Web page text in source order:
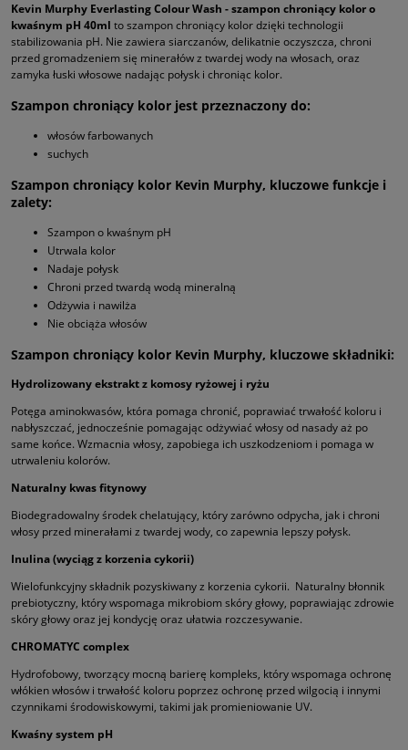
Kevin Murphy Everlasting Colour Wash - szampon chroniący kolor o
kwaśnym pH 40ml to szampon chroniący kolor dzięki technologii
stabilizowania pH. Nie zawiera siarczanów, delikatnie oczyszcza, chroni
przed gromadzeniem się minerałów z twardej wody na włosach, oraz
zamyka łuski włosowe nadając połysk i chroniąc kolor.
Szampon chroniący kolor jest przeznaczony do:
włosów farbowanych
suchych
Szampon chroniący kolor Kevin Murphy, kluczowe funkcje i
zalety:
Szampon o kwaśnym pH
Utrwala kolor
Nadaje połysk
Chroni przed twardą wodą mineralną
Odżywia i nawilża
Nie obciąża włosów
Szampon chroniący kolor Kevin Murphy, kluczowe składniki:
Hydrolizowany ekstrakt z komosy ryżowej i ryżu
Potęga aminokwasów, która pomaga chronić, poprawiać trwałość koloru i
nabłyszczać, jednocześnie pomagając odżywiać włosy od nasady aż po
same końce. Wzmacnia włosy, zapobiega ich uszkodzeniom i pomaga w
utrwaleniu kolorów.
Naturalny kwas fitynowy
Biodegradowalny środek chelatujący, który zarówno odpycha, jak i chroni
włosy przed minerałami z twardej wody, co zapewnia lepszy połysk.
Inulina (wyciąg z korzenia cykorii)
Wielofunkcyjny składnik pozyskiwany z korzenia cykorii. Naturalny błonnik
prebiotyczny, który wspomaga mikrobiom skóry głowy, poprawiając zdrowie
skóry głowy oraz jej kondycję oraz ułatwia rozczesywanie.
CHROMATYC complex
Hydrofobowy, tworzący mocną barierę kompleks, który wspomaga ochronę
włókien włosów i trwałość koloru poprzez ochronę przed wilgocią i innymi
czynnikami środowiskowymi, takimi jak promieniowanie UV.
Kwaśny system pH